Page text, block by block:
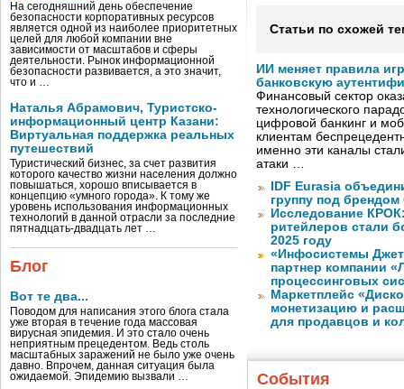
На сегодняшний день обеспечение
безопасности корпоративных ресурсов
является одной из наиболее приоритетных
целей для любой компании вне
зависимости от масштабов и сферы
деятельности. Рынок информационной
безопасности развивается, а это значит,
что и …
Наталья Абрамович, Туристско-
информационный центр Казани:
Виртуальная поддержка реальных
путешествий
Туристический бизнес, за счет развития
которого качество жизни населения должно
повышаться, хорошо вписывается в
концепцию «умного города». К тому же
уровень использования информационных
технологий в данной отрасли за последние
пятнадцать-двадцать лет …
Блог
Вот те два...
Поводом для написания этого блога стала
уже вторая в течение года массовая
вирусная эпидемия. И это стало очень
неприятным прецедентом. Ведь столь
масштабных заражений не было уже очень
давно. Впрочем, данная ситуация была
ожидаемой. Эпидемию вызвали …
Статьи по схожей
ИИ меняет правила
банковскую
Финансовый сектор
технологического
цифровой банкинг и
клиентам
именно эти каналы
атаки …
IDF Eurasia
группу под
Исследование
ритейлеров стали
2025 году
«Инфосистемы
партнер компании
процессинговых
Маркетплейс
монетизацию и
для продавцов и
События